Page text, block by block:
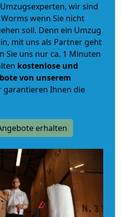
wir sind
wenn Sie nicht
soll. Denn ein Umzug
mit uns als Partner geht
Sie uns nur ca. 1 Minuten
kostenlose und
von unserem
garantieren Ihnen die
erhalten